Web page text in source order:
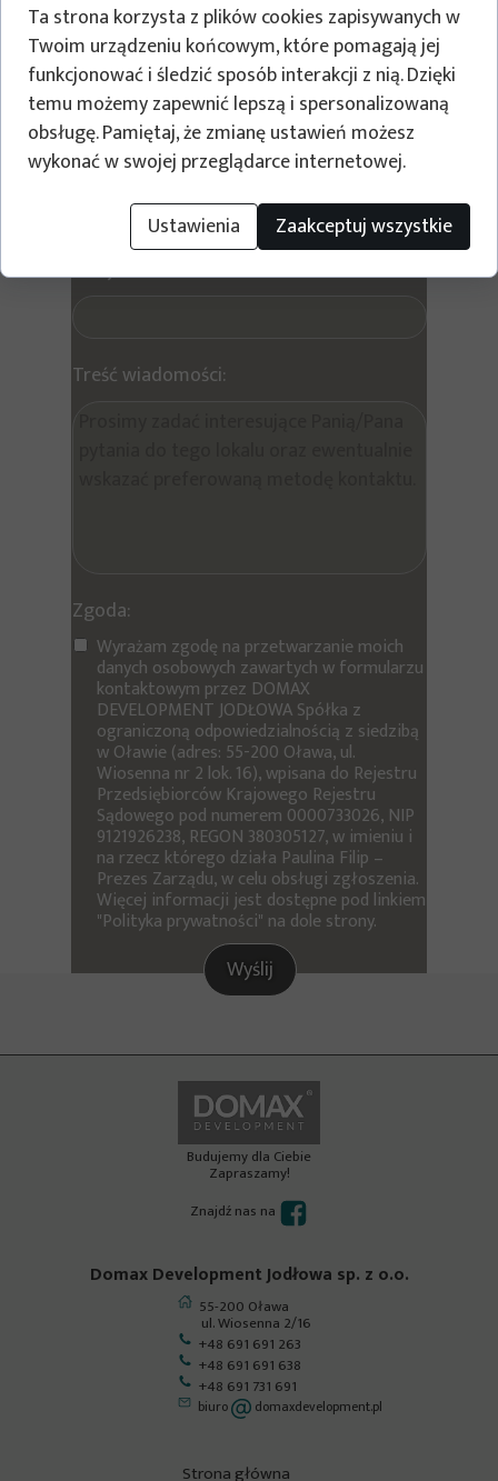
Oława JODŁOWA F1/P4/8
Wyślij prośbę o kontakt w sprawie tego lokalu
Twoje imię i nazwisko
Twój e-mail:
Treść wiadomości:
Zgoda:
Wyrażam zgodę na przetwarzanie moich
danych osobowych zawartych w formularzu
kontaktowym przez DOMAX
DEVELOPMENT JODŁOWA Spółka z
ograniczoną odpowiedzialnością z siedzibą
w Oławie (adres: 55-200 Oława, ul.
Wiosenna nr 2 lok. 16), wpisana do Rejestru
Przedsiębiorców Krajowego Rejestru
Sądowego pod numerem 0000733026, NIP
9121926238, REGON 380305127, w imieniu i
na rzecz którego działa Paulina Filip –
Prezes Zarządu, w celu obsługi zgłoszenia.
Więcej informacji jest dostępne pod linkiem
"Polityka prywatności" na dole strony.
Wyślij
Budujemy dla Ciebie
Zapraszamy!
Znajdź nas na
Domax Development Jodłowa sp. z o.o.
55-200 Oława
ul. Wiosenna 2/16
+48 691 691 263
+48 691 691 638
+48 691 731 691
biuro domaxdevelopment.pl
Strona główna
Ta strona korzysta z plików cookies zapisywanych w
Twoim urządzeniu końcowym, które pomagają jej
funkcjonować i śledzić sposób interakcji z nią. Dzięki
temu możemy zapewnić lepszą i spersonalizowaną
obsługę. Pamiętaj, że zmianę ustawień możesz
wykonać w swojej przeglądarce internetowej.
Ustawienia
Zaakceptuj wszystkie